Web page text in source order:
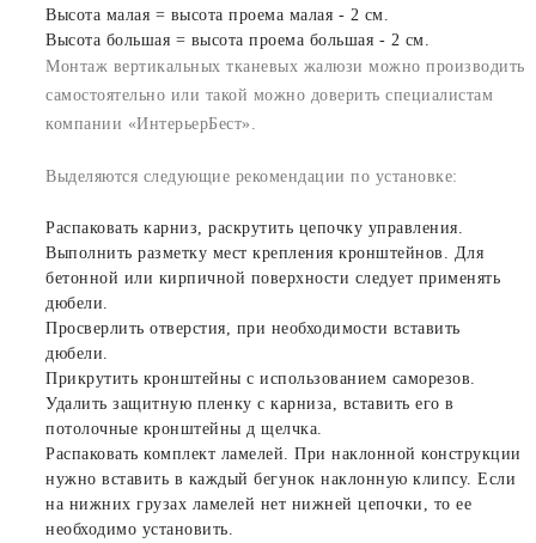
Высота малая = высота проема малая - 2 см.
Высота большая = высота проема большая - 2 см.
Монтаж вертикальных тканевых жалюзи можно производить
самостоятельно или такой можно доверить специалистам
компании «ИнтерьерБест».
Выделяются следующие рекомендации по установке:
Распаковать карниз, раскрутить цепочку управления.
Выполнить разметку мест крепления кронштейнов. Для
бетонной или кирпичной поверхности следует применять
дюбели.
Просверлить отверстия, при необходимости вставить
дюбели.
Прикрутить кронштейны с использованием саморезов.
Удалить защитную пленку с карниза, вставить его в
потолочные кронштейны д щелчка.
Распаковать комплект ламелей. При наклонной конструкции
нужно вставить в каждый бегунок наклонную клипсу. Если
на нижних грузах ламелей нет нижней цепочки, то ее
необходимо установить.